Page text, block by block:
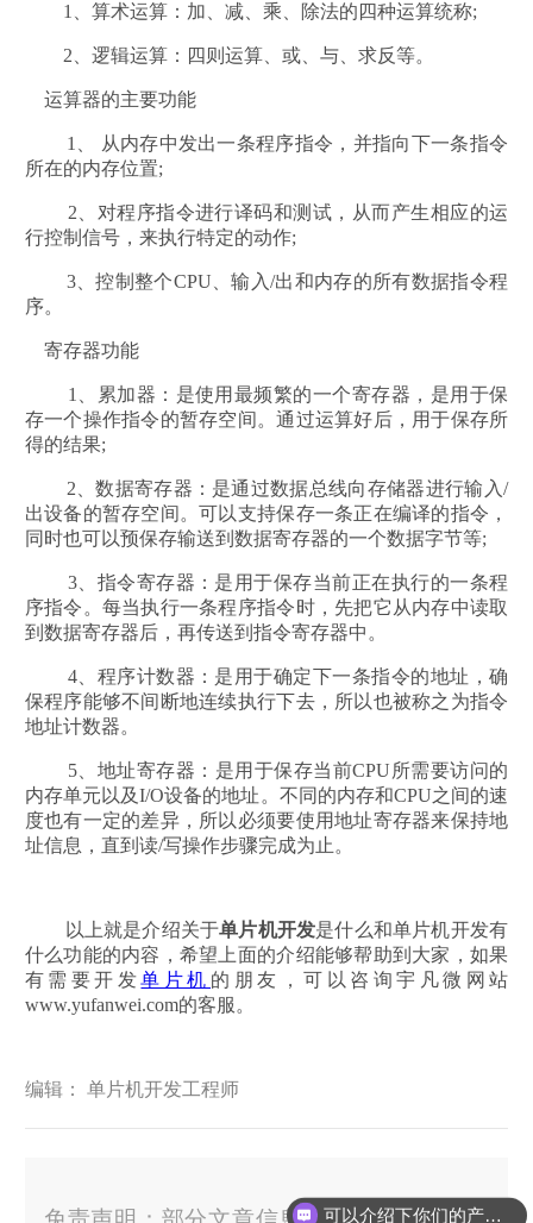
1、算术运算：加、减、乘、除法的四种运算统称;
2、逻辑运算：四则运算、或、与、求反等。
运算器的主要功能
1、 从内存中发出一条程序指令，并指向下一条指令
所在的内存位置;
2、对程序指令进行译码和测试，从而产生相应的运
行控制信号，来执行特定的动作;
3、控制整个CPU、输入/出和内存的所有数据指令程
序。
寄存器功能
1、累加器：是使用最频繁的一个寄存器，是用于保
存一个操作指令的暂存空间。通过运算好后，用于保存所
得的结果;
2、数据寄存器：是通过数据总线向存储器进行输入/
出设备的暂存空间。可以支持保存一条正在编译的指令，
同时也可以预保存输送到数据寄存器的一个数据字节等;
3、指令寄存器：是用于保存当前正在执行的一条程
序指令。每当执行一条程序指令时，先把它从内存中读取
到数据寄存器后，再传送到指令寄存器中。
4、程序计数器：是用于确定下一条指令的地址，确
保程序能够不间断地连续执行下去，所以也被称之为指令
地址计数器。
5、地址寄存器：是用于保存当前CPU所需要访问的
内存单元以及I/O设备的地址。不同的内存和CPU之间的速
度也有一定的差异，所以必须要使用地址寄存器来保持地
址信息，直到读/写操作步骤完成为止。
以上就是介绍关于单片机开发是什么和单片机开发有
什么功能的内容，希望上面的介绍能够帮助到大家，如果
有需要开发单片机 的朋友，可以咨询宇凡微网站
www.yufanwei.com的客服。
编辑： 单片机开发工程师